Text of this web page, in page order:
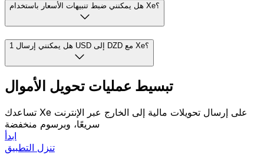
هل يمكنني ضبط تنبيهات الأسعار باستخدام Xe؟
هل يمكنني إرسال 1 USD إلى DZD مع Xe؟
تبسيط عمليات تحويل الأموال
تساعدك Xe على إرسال تحويلات مالية إلى الخارج عبر الإنترنت
سريعًا، وبرسوم منخفضة
ابدأ
تنزل التطبيق